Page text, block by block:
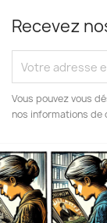
Recevez
Vous pouvez vous
nos informations